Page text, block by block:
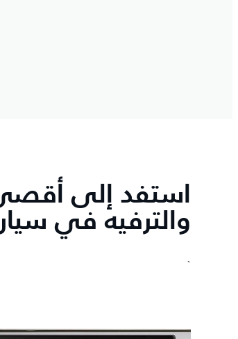
استفد إلى
والترفيه في
`